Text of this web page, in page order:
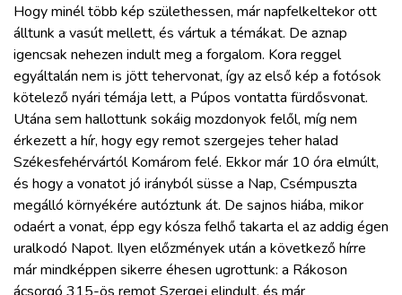
Hogy minél több kép születhessen, már napfelkeltekor ott
álltunk a vasút mellett, és vártuk a témákat. De aznap
igencsak nehezen indult meg a forgalom. Kora reggel
egyáltalán nem is jött tehervonat, így az első kép a fotósok
kötelező nyári témája lett, a Púpos vontatta fürdősvonat.
Utána sem hallottunk sokáig mozdonyok felől, míg nem
érkezett a hír, hogy egy remot szergejes teher halad
Székesfehérvártól Komárom felé. Ekkor már 10 óra elmúlt,
és hogy a vonatot jó irányból süsse a Nap, Csémpuszta
megálló környékére autóztunk át. De sajnos hiába, mikor
odaért a vonat, épp egy kósza felhő takarta el az addig égen
uralkodó Napot. Ilyen előzmények után a következő hírre
már mindképpen sikerre éhesen ugrottunk: a Rákoson